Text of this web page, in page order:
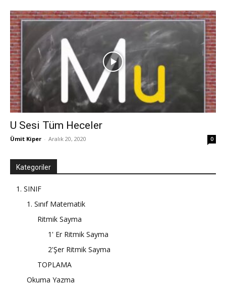
U Sesi Tüm Heceler
Ümit Kiper - Aralık 20, 2020 0
Kategoriler
1. SINIF
1. Sınıf Matematik
Ritmik Sayma
1' Er Ritmik Sayma
2'Şer Ritmik Sayma
TOPLAMA
Okuma Yazma